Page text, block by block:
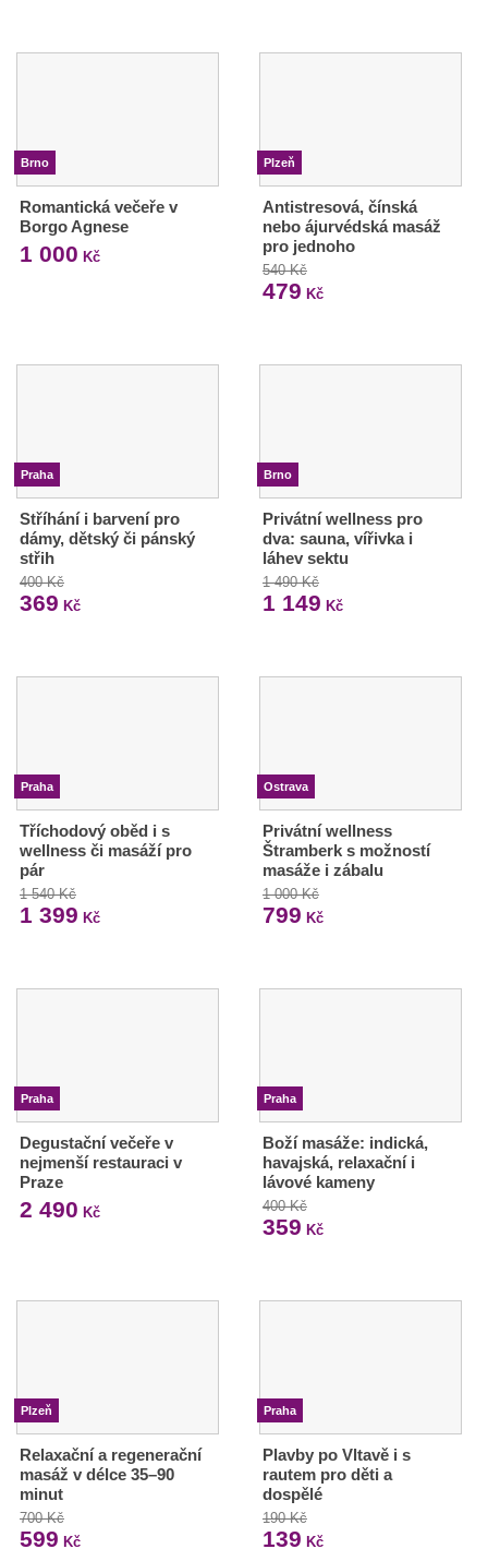
Brno
Romantická večeře v
Borgo Agnese
1 000 Kč
Plzeň
Antistresová, čínská
nebo ájurvédská masáž
pro jednoho
540 Kč
479 Kč
Praha
Stříhání i barvení pro
dámy, dětský či pánský
střih
400 Kč
369 Kč
Brno
Privátní wellness pro
dva: sauna, vířivka i
láhev sektu
1 490 Kč
1 149 Kč
Praha
Tříchodový oběd i s
wellness či masáží pro
pár
1 540 Kč
1 399 Kč
Ostrava
Privátní wellness
Štramberk s možností
masáže i zábalu
1 000 Kč
799 Kč
Praha
Degustační večeře v
nejmenší restauraci v
Praze
2 490 Kč
Praha
Boží masáže: indická,
havajská, relaxační i
lávové kameny
400 Kč
359 Kč
Plzeň
Relaxační a regenerační
masáž v délce 35–90
minut
700 Kč
599 Kč
Praha
Plavby po Vltavě i s
rautem pro děti a
dospělé
190 Kč
139 Kč